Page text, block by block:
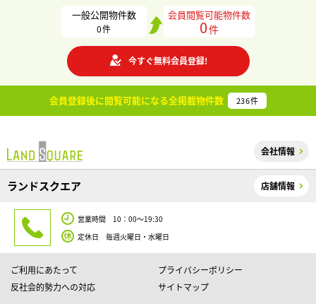
一般公開物件数
0件
会員閲覧可能物件数
0件
今すぐ無料会員登録!
会員登録後に閲覧可能になる全掲載物件数 236件
会社情報
ランドスクエア 店舗情報
営業時間 10：00～19:30
定休日 毎週火曜日・水曜日
ご利用にあたって
プライバシーポリシー
反社会的勢力への対応
サイトマップ